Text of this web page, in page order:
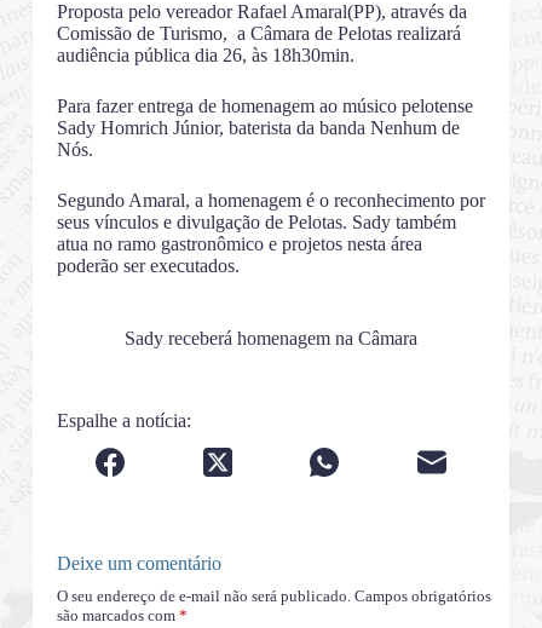
Proposta pelo vereador Rafael Amaral(PP), através da
Comissão de Turismo, a Câmara de Pelotas realizará
audiência pública dia 26, às 18h30min.
Para fazer entrega de homenagem ao músico pelotense
Sady Homrich Júnior, baterista da banda Nenhum de
Nós.
Segundo Amaral, a homenagem é o reconhecimento por
seus vínculos e divulgação de Pelotas. Sady também
atua no ramo gastronômico e projetos nesta área
poderão ser executados.
Sady receberá homenagem na Câmara
Espalhe a notícia:
Deixe um comentário
O seu endereço de e-mail não será publicado. Campos obrigatórios
são marcados com *